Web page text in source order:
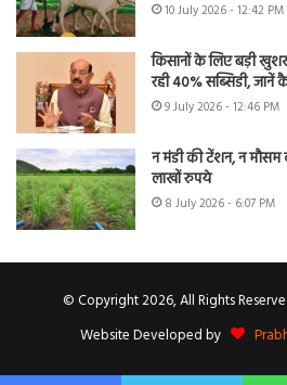
10 July 2026 - 12:42 PM
किसानों के लिए बड़ी
रही 40% सब्सिडी, जानें
9 July 2026 - 12:46 PM
न मंडी की टेंशन, न
लाखों रुपये
8 July 2026 - 6:07 PM
© Copyright 2026, All Rights
Website Developed by